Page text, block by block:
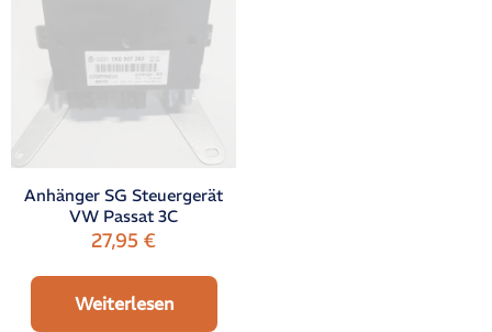
Anhänger SG Steuergerät
VW Passat 3C
27,95€
Weiterlesen